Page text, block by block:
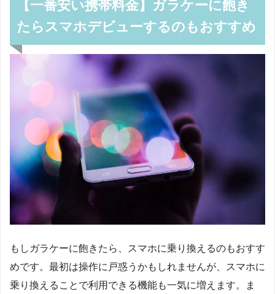
【一番安い携帯料金】ガラケーに飽き
たらスマホデビューするのもおすすめ
もしガラケーに飽きたら、スマホに乗り換えるのもおすす
めです。最初は操作に戸惑うかもしれませんが、スマホに
乗り換えることで利用できる機能も一気に増えます。ま